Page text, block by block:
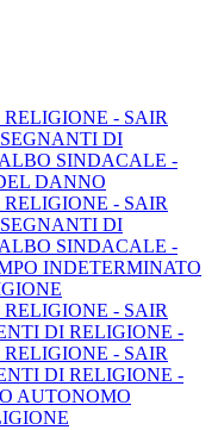
- SAIR
DI
SINDACALE -
DANNO
- SAIR
DI
SINDACALE -
INDETERMINATO
- SAIR
DI RELIGIONE -
- SAIR
DI RELIGIONE -
AUTONOMO